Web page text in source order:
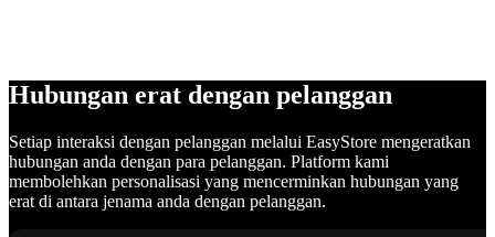
Hubungan erat dengan pelanggan
Setiap interaksi dengan pelanggan melalui EasyStore mengeratkan
hubungan anda dengan para pelanggan. Platform kami
membolehkan personalisasi yang mencerminkan hubungan yang
erat di antara jenama anda dengan pelanggan.